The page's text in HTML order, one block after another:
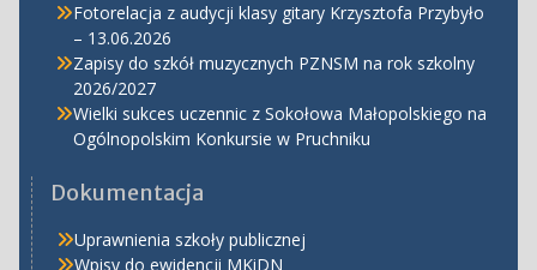
Fotorelacja z audycji klasy gitary Krzysztofa Przybyło
– 13.06.2026
Zapisy do szkół muzycznych PZNSM na rok szkolny
2026/2027
Wielki sukces uczennic z Sokołowa Małopolskiego na
Ogólnopolskim Konkursie w Pruchniku
Dokumentacja
Uprawnienia szkoły publicznej
Wpisy do ewidencji MKiDN